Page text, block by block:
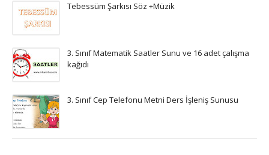
Tebessüm Şarkısı Söz +Müzik
3. Sınıf Matematik Saatler Sunu ve 16 adet çalışma
kağıdı
3. Sınıf Cep Telefonu Metni Ders İşleniş Sunusu